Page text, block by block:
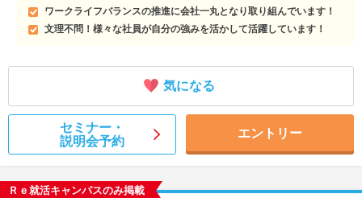
ワークライフバランスの推進に会社一丸となり取り組んでいます！
文理不問！様々な社員が自分の強みを活かして活躍しています！
気になる
セミナー・
説明会予約
エントリー
Ｒｅ就活キャンパスのみ掲載